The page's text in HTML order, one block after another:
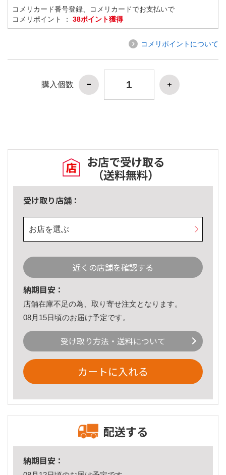
コメリカード番号登録、コメリカードでお支払いで
コメリポイント ： 38ポイント獲得
コメリポイントについて
購入個数
お店で受け取る
（送料無料）
受け取り店舗：
お店を選ぶ
近くの店舗を確認する
納期目安：
店舗在庫不足の為、取り寄せ注文となります。
08月15日頃のお届け予定です。
受け取り方法・送料について
カートに入れる
配送する
納期目安：